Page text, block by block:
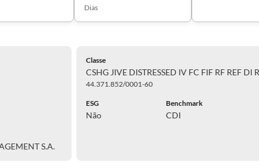
Dias
S.A.
Classe
CSHG JIVE DISTRESSED IV FC FIF RF REF DI
44.371.852/0001-60
ESG
Não
Benchmark
CDI